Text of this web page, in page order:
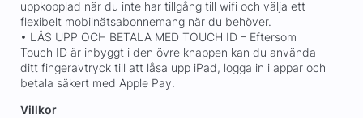
uppkopplad när du inte har tillgång till wifi och välja ett
flexibelt mobilnätsabonnemang när du behöver.
• LÅS UPP OCH BETALA MED TOUCH ID – Eftersom
Touch ID är inbyggt i den övre knappen kan du använda
ditt fingeravtryck till att låsa upp iPad, logga in i appar och
betala säkert med Apple Pay.
Villkor